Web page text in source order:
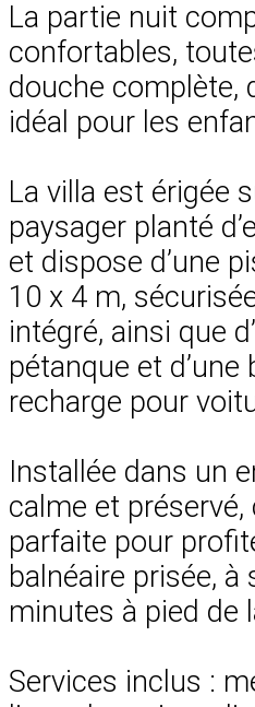
La partie nuit
confortables,
douche complète,
idéal pour les
La villa est érigée
paysager planté
et dispose d’une
10 x 4 m,
intégré, ainsi que
pétanque et d’une
recharge pour
Installée dans un
calme et
parfaite pour
balnéaire prisée,
minutes à pied de
Services inclus :